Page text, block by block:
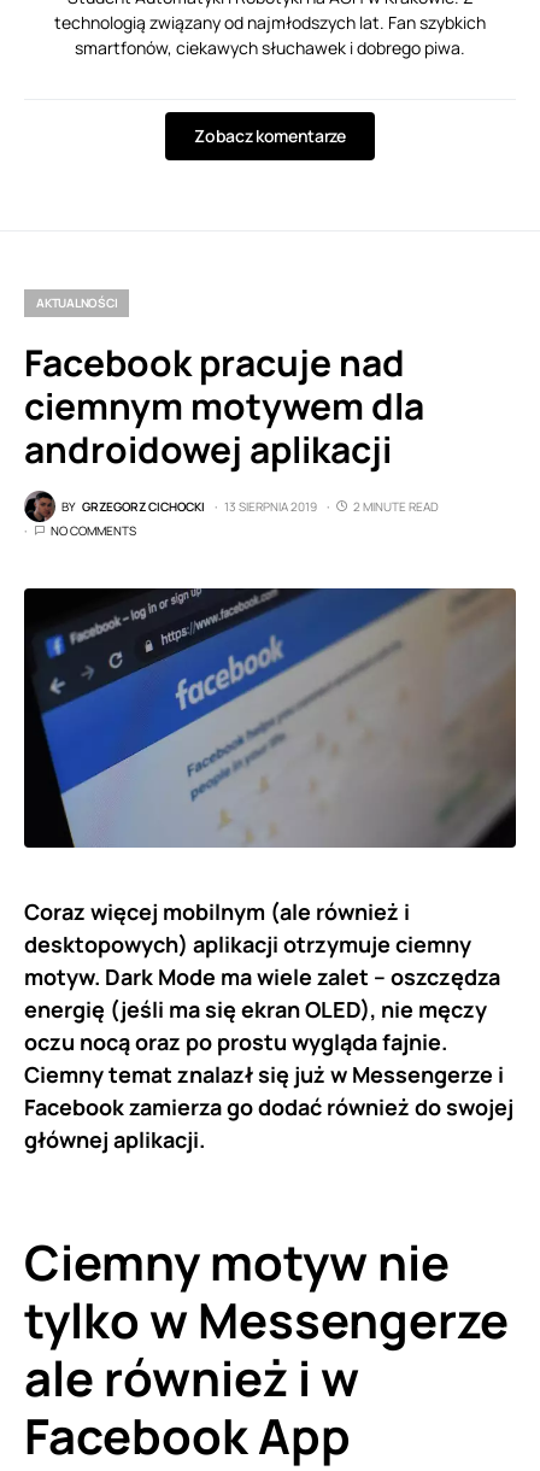
technologią związany od najmłodszych lat. Fan szybkich
smartfonów, ciekawych słuchawek i dobrego piwa.
Zobacz komentarze
AKTUALNOŚCI
Facebook pracuje nad
ciemnym motywem dla
androidowej aplikacji
BY GRZEGORZ CICHOCKI 13 SIERPNIA 2019
2 MINUTE READ
NO COMMENTS
Coraz więcej mobilnym (ale również i
desktopowych) aplikacji otrzymuje ciemny
motyw. Dark Mode ma wiele zalet – oszczędza
energię (jeśli ma się ekran OLED), nie męczy
oczu nocą oraz po prostu wygląda fajnie.
Ciemny temat znalazł się już w Messengerze i
Facebook zamierza go dodać również do swojej
głównej aplikacji.
Ciemny motyw nie
tylko w Messengerze
ale również i w
Facebook App